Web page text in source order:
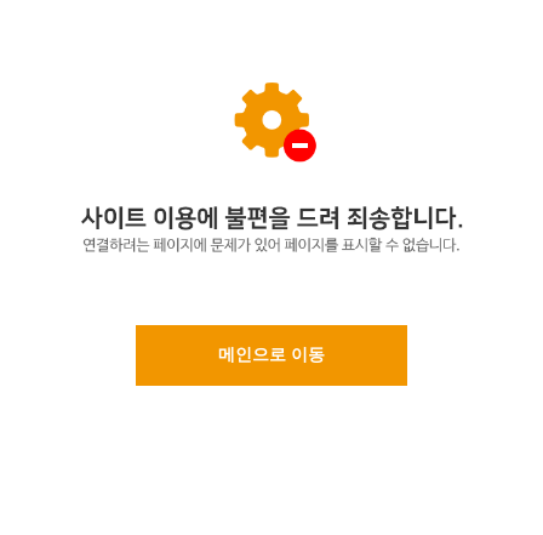
메인으로 이동